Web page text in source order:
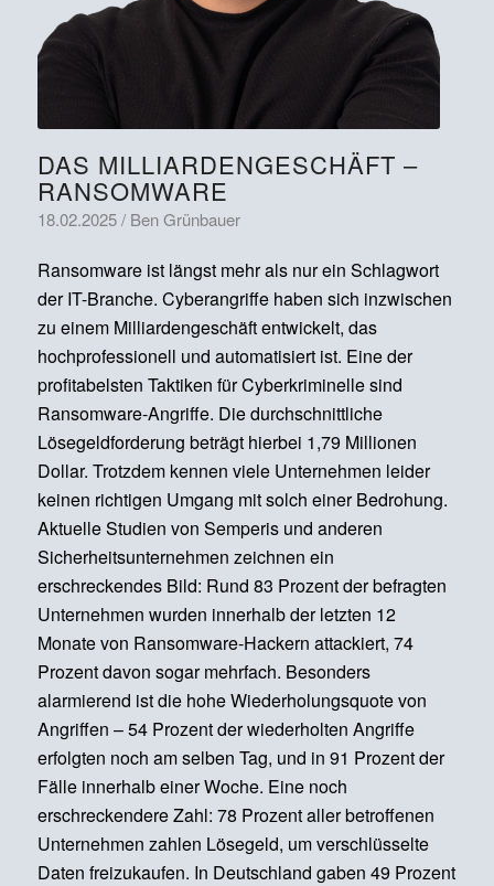
DAS MILLIARDENGESCHÄFT –
RANSOMWARE
18.02.2025 / Ben Grünbauer
Ransomware ist längst mehr als nur ein Schlagwort
der IT-Branche. Cyberangriffe haben sich inzwischen
zu einem Milliardengeschäft entwickelt, das
hochprofessionell und automatisiert ist. Eine der
profitabelsten Taktiken für Cyberkriminelle sind
Ransomware-Angriffe. Die durchschnittliche
Lösegeldforderung beträgt hierbei 1,79 Millionen
Dollar. Trotzdem kennen viele Unternehmen leider
keinen richtigen Umgang mit solch einer Bedrohung.
Aktuelle Studien von Semperis und anderen
Sicherheitsunternehmen zeichnen ein
erschreckendes Bild: Rund 83 Prozent der befragten
Unternehmen wurden innerhalb der letzten 12
Monate von Ransomware-Hackern attackiert, 74
Prozent davon sogar mehrfach. Besonders
alarmierend ist die hohe Wiederholungsquote von
Angriffen – 54 Prozent der wiederholten Angriffe
erfolgten noch am selben Tag, und in 91 Prozent der
Fälle innerhalb einer Woche. Eine noch
erschreckendere Zahl: 78 Prozent aller betroffenen
Unternehmen zahlen Lösegeld, um verschlüsselte
Daten freizukaufen. In Deutschland gaben 49 Prozent